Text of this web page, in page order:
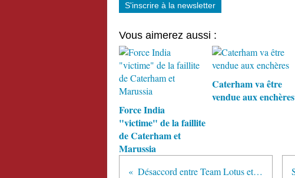
S'inscrire à la newsletter
Vous aimerez aussi :
Force India
"victime" de la faillite
de Caterham et
Marussia
Caterham va être
vendue aux enchères
Désaccord entre Team Lotus et David Hunt